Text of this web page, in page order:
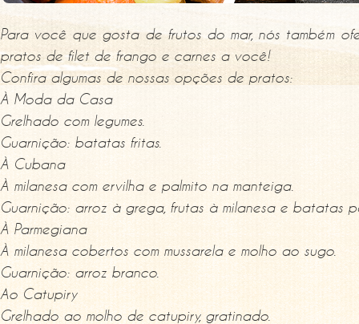
Para você que gosta de frutos do mar, nós também
pratos de filet de frango e carnes a você!
Confira algumas de nossas opções de pratos:
À Moda da Casa
Grelhado com legumes.
Guarnição: batatas fritas.
À Cubana
À milanesa com ervilha e palmito na manteiga.
Guarnição: arroz à grega, frutas à milanesa e batatas
À Parmegiana
À milanesa cobertos com mussarela e molho ao sugo.
Guarnição: arroz branco.
Ao Catupiry
Grelhado ao molho de catupiry, gratinado.